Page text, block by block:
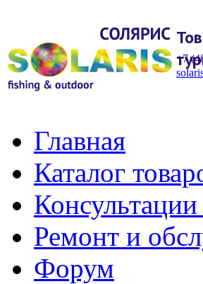
+7
Главная
Каталог
Консультации
Ремонт и
Форум